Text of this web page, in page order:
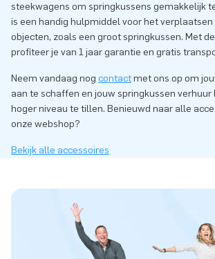
steekwagens om springkussens gemakkelijk
is een handig hulpmiddel voor het verplaatsen
objecten, zoals een groot springkussen. Met
profiteer je van 1 jaar garantie en gratis
Neem vandaag nog contactmet ons op om
aan te schaffen en jouw springkussen verhuur
hoger niveau te tillen. Benieuwd naar alle
onze webshop?
Bekijk alle accessoires